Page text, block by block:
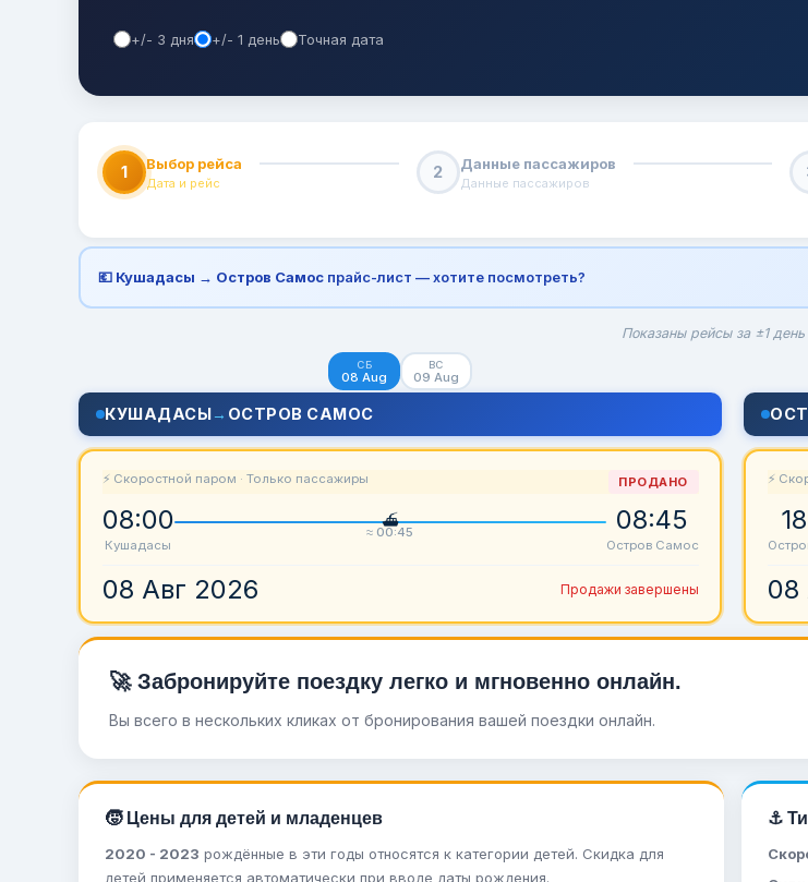
+/- 3 дня +/- 1 день Точная дата
1 Выбор рейса
Дата и рейс
2 Данные пассажиров
Данные пассажиров
💶 Кушадасы → Остров Самоспрайс-лист — хотите посмотреть?
Показаны рейсы за ±1 день
СБ
08 Aug
ВС
09 Aug
КУШАДАСЫ→ ОСТРОВ САМОС
⚡ Скоростной паром · Только пассажиры ПРОДАНО
08:00
Кушадасы
≈ 00:45 08:45
Остров Самос
08 Авг 2026 Продажи завершены
⚡
08
🚀 Забронируйте поездку легко и мгновенно онлайн.
Вы всего в нескольких кликах от бронирования вашей поездки онлайн.
🧒 Цены для детей и младенцев
2020 - 2023 рождённые в эти годы относятся к категории детей. Скидка для
детей применяется автоматически при вводе даты рождения.
⚓